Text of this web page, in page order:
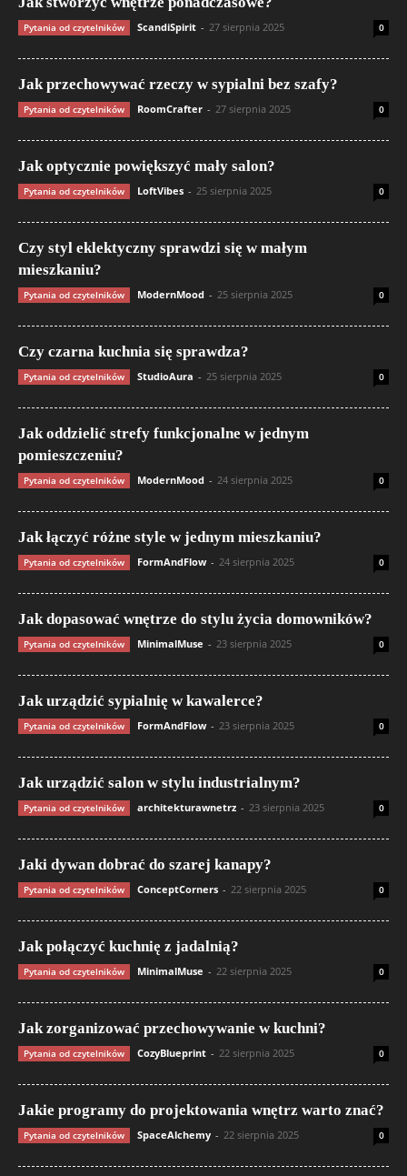
Pytania od czytelników ScandiSpirit - 27 sierpnia 2025 0
Jak przechowywać rzeczy w sypialni bez szafy?
Pytania od czytelników RoomCrafter - 27 sierpnia 2025 0
Jak optycznie powiększyć mały salon?
Pytania od czytelników LoftVibes - 25 sierpnia 2025 0
Czy styl eklektyczny sprawdzi się w małym
mieszkaniu?
Pytania od czytelników ModernMood - 25 sierpnia 2025 0
Czy czarna kuchnia się sprawdza?
Pytania od czytelników StudioAura - 25 sierpnia 2025 0
Jak oddzielić strefy funkcjonalne w jednym
pomieszczeniu?
Pytania od czytelników ModernMood - 24 sierpnia 2025 0
Jak łączyć różne style w jednym mieszkaniu?
Pytania od czytelników FormAndFlow - 24 sierpnia 2025 0
Jak dopasować wnętrze do stylu życia domowników?
Pytania od czytelników MinimalMuse - 23 sierpnia 2025 0
Jak urządzić sypialnię w kawalerce?
Pytania od czytelników FormAndFlow - 23 sierpnia 2025 0
Jak urządzić salon w stylu industrialnym?
Pytania od czytelników architekturawnetrz - 23 sierpnia 2025 0
Jaki dywan dobrać do szarej kanapy?
Pytania od czytelników ConceptCorners - 22 sierpnia 2025 0
Jak połączyć kuchnię z jadalnią?
Pytania od czytelników MinimalMuse - 22 sierpnia 2025 0
Jak zorganizować przechowywanie w kuchni?
Pytania od czytelników CozyBlueprint - 22 sierpnia 2025 0
Jakie programy do projektowania wnętrz warto znać?
Pytania od czytelników SpaceAlchemy - 22 sierpnia 2025 0